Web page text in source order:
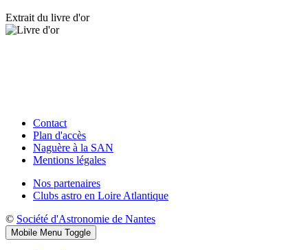
Extrait du livre d'or
Contact
Plan d'accès
Naguère à la SAN
Mentions légales
Nos partenaires
Clubs astro en Loire Atlantique
© Société d'Astronomie de Nantes
Mobile Menu Toggle